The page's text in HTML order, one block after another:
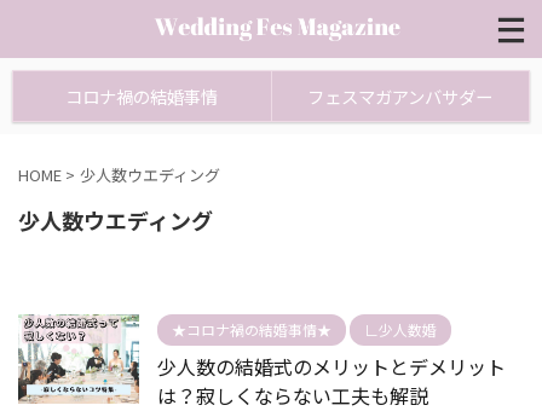
コロナ禍の結婚事情 フェスマガアンバサダー
HOME > 少人数ウエディング
少人数ウエディング
★コロナ禍の結婚事情★ ∟少人数婚
少人数の結婚式のメリットとデメリット
は？寂しくならない工夫も解説